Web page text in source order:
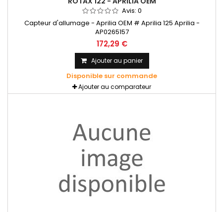
Avis: 0
Capteur d'allumage - Aprilia OEM # Aprilia 125 Aprilia -
AP0265157
172,29 €
Ajouter au panier
Disponible sur commande
Ajouter au comparateur